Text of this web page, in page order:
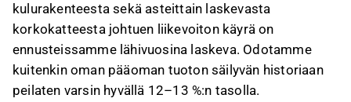
kulurakenteesta sekä asteittain laskevasta
korkokatteesta johtuen liikevoiton käyrä on
ennusteissamme lähivuosina laskeva. Odotamme
kuitenkin oman pääoman tuoton säilyvän historiaan
peilaten varsin hyvällä 12–13 %:n tasolla.